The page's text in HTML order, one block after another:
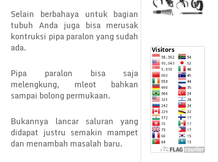
Selain berbahaya untuk bagian
tubuh Anda juga bisa merusak
kontruksi pipa paralon yang sudah
ada.
Pipa paralon bisa saja
melengkung, mleot bahkan
sampai bolong permukaan.
Bukannya lancar saluran yang
didapat justru semakin mampet
dan menambah masalah baru.